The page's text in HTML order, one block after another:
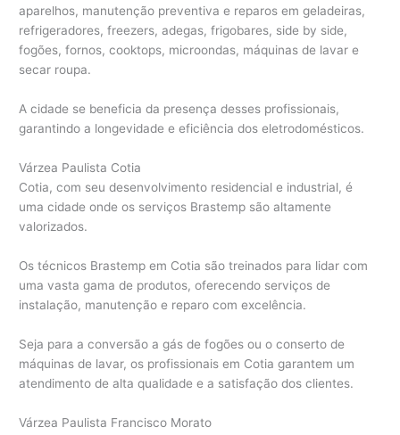
aparelhos, manutenção preventiva e reparos em geladeiras,
refrigeradores, freezers, adegas, frigobares, side by side,
fogões, fornos, cooktops, microondas, máquinas de lavar e
secar roupa.
A cidade se beneficia da presença desses profissionais,
garantindo a longevidade e eficiência dos eletrodomésticos.
Várzea Paulista Cotia
Cotia, com seu desenvolvimento residencial e industrial, é
uma cidade onde os serviços Brastemp são altamente
valorizados.
Os técnicos Brastemp em Cotia são treinados para lidar com
uma vasta gama de produtos, oferecendo serviços de
instalação, manutenção e reparo com excelência.
Seja para a conversão a gás de fogões ou o conserto de
máquinas de lavar, os profissionais em Cotia garantem um
atendimento de alta qualidade e a satisfação dos clientes.
Várzea Paulista Francisco Morato